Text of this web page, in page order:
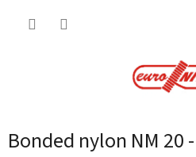
Bonded nylon NM 20